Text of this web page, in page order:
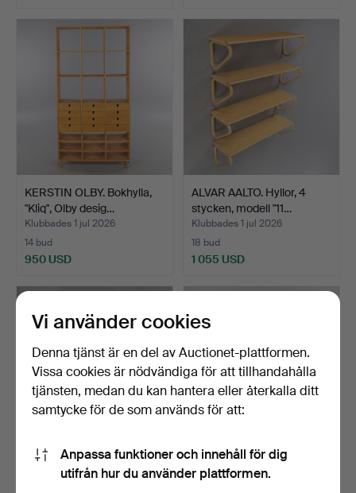
KERSTIN OLBY. Bokhylla,
"Kliq", Olby desig…
Klubbades 1 jul 2026
14 bud
950 USD
ALVAR AALTO. Hyllor, 4
stycken, modell "11…
Klubbades 1 jul 2026
18 bud
1 055 USD
ALVAR AALTO. Hyllor, 4
stycken, modell "11…
ALBERT ERNFRID
PERSSON (1904-1991).
Vi använder cookies
Denna tjänst är en del av Auctionet-plattformen.
Vissa cookies är nödvändiga för att tillhandahålla
tjänsten, medan du kan hantera eller återkalla ditt
samtycke för de som används för att:
Anpassa funktioner och innehåll för dig
utifrån hur du använder plattformen.